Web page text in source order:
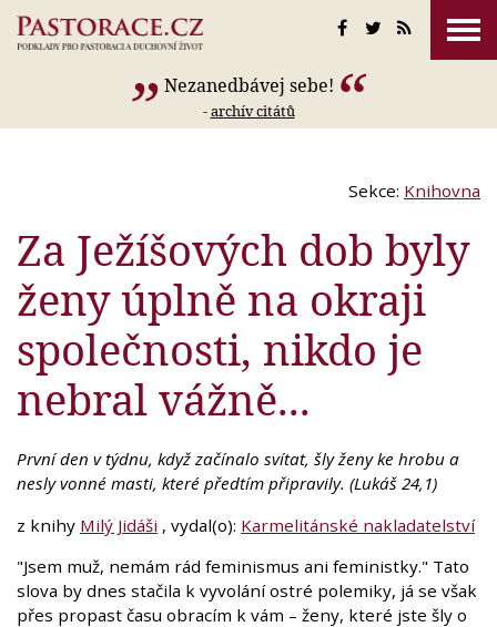
Nezanedbávej sebe!
-archív citátů
Sekce: Knihovna
Za Ježíšových dob byly
ženy úplně na okraji
společnosti, nikdo je
nebral vážně...
První den v týdnu, když začínalo svítat, šly ženy ke hrobu a
nesly vonné masti, které předtím připravily. (Lukáš 24,1)
z knihy Milý Jidáši , vydal(o): Karmelitánské nakladatelství
"Jsem muž, nemám rád feminismus ani feministky." Tato
slova by dnes stačila k vyvolání ostré polemiky, já se však
přes propast času obracím k vám – ženy, které jste šly o